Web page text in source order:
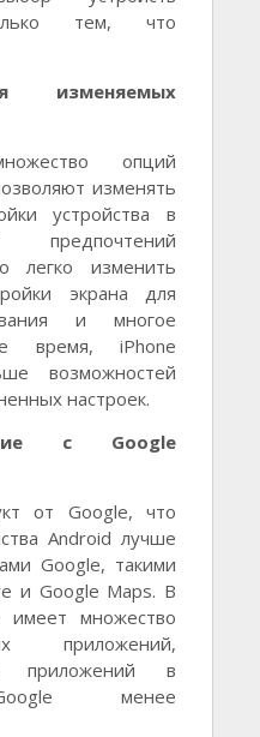
тем, что
изменяемых
опций
изменять
устройства в
легко изменить
экрана для
и многое
iPhone
возможностей
настроек.
с Google
от Google, что
Android лучше
Google, такими
и Google Maps. В
имеет множество
приложений,
приложений в
менее